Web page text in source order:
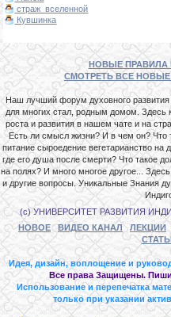
страж_вселенной
Кувшинка
НОВЫЕ ПРАВИЛА
СМОТРЕТЬ ВСЕ
Наш лучший форум духовного
для многих стал, родным домом. Здесь
роста и развития в нашем чате и на
Есть ли смысл жизни? И в чем он? Что
питание сыроедение вегетарианство на
где его душа после смерти? Что такое
на полях? И много многое другое...
и другие вопросы. Уникальные Знания
(с) УНИВЕРСИТЕТ РАЗВИТИЯ
НОВОЕ
ВИДЕО КАНАЛ ЛЕКЦИИ
Идея, дизайн, воплощение и
Все права Защищены.
Использование и перепечатка
только при указании